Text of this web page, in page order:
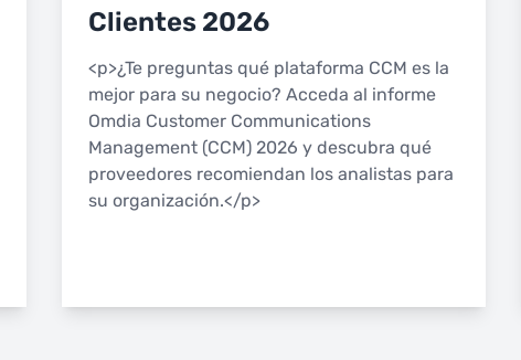
Clientes 2026
<p>¿Te preguntas qué plataforma CCM es la
mejor para su negocio? Acceda al informe
Omdia Customer Communications
Management (CCM) 2026 y descubra qué
proveedores recomiendan los analistas para
su organización.</p>